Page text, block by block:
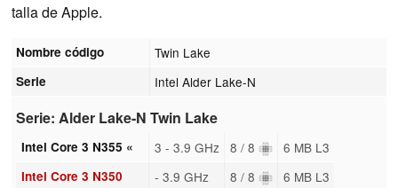
talla de Apple.
Nombre código Twin Lake
Serie Intel Alder Lake-N
Serie: Alder Lake-N Twin Lake
Intel Core 3 N355 « 3 - 3.9 GHz 8 / 8 6 MB L3
Intel Core 3 N350 - 3.9 GHz 8 / 8 6 MB L3